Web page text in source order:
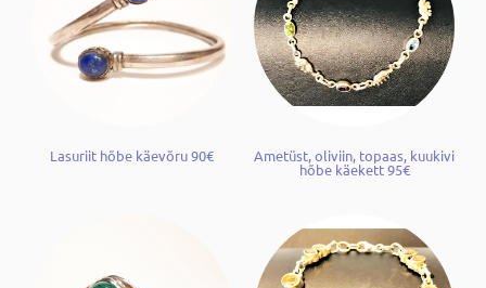
Lasuriit hõbe käevõru 90€ Ametüst, oliviin, topaas, kuukivi
hõbe käekett 95€